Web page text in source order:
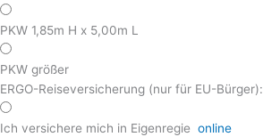
PKW 1,85m H x 5,00m L
PKW größer
ERGO-Reiseversicherung (nur für EU-Bürger):
Ich versichere mich in Eigenregie online